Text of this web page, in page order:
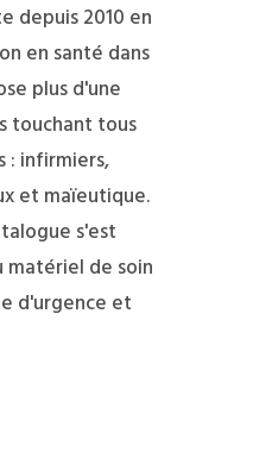
depuis 2010 en
en santé dans
plus d'une
touchant tous
: infirmiers,
et maïeutique.
s'est
de soin
d'urgence et